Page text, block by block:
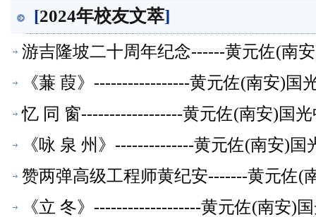
[2024年校友文萃]
游吉隆坡二十周年纪念------黄元佐(南
《蒹 葭》-----------------黄元佐(南安)国
忆 同 窗------------------黄元佐(南安)国
《咏 泉 州》--------------黄元佐(南安)
赞两弹高级工程师黄纪安-------黄元佐(
《立 冬》-------------------黄元佐(南安)